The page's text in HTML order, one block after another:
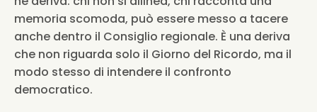
memoria scomoda, può essere messo a tacere
anche dentro il Consiglio regionale. È una deriva
che non riguarda solo il Giorno del Ricordo, ma il
modo stesso di intendere il confronto
democratico.